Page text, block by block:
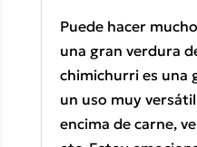
Puede hacer
una gran verdura
chimichurri es una
un uso muy
encima de carne,